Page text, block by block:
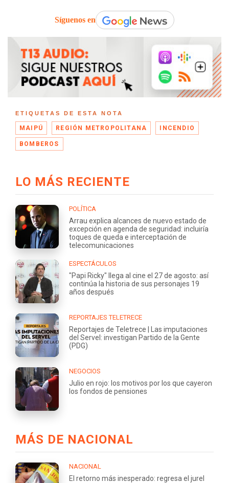
Síguenos en
ETIQUETAS DE ESTA NOTA
MAIPÚ REGIÓN METROPOLITANA INCENDIO
BOMBEROS
LO MÁS RECIENTE
POLÍTICA
Arrau explica alcances de nuevo estado de
excepción en agenda de seguridad: incluiría
toques de queda e interceptación de
telecomunicaciones
ESPECTÁCULOS
"Papi Ricky" llega al cine el 27 de agosto: así
continúa la historia de sus personajes 19
años después
REPORTAJES TELETRECE
Reportajes de Teletrece | Las imputaciones
del Servel: investigan Partido de la Gente
(PDG)
NEGOCIOS
Julio en rojo: los motivos por los que cayeron
los fondos de pensiones
MÁS DE NACIONAL
NACIONAL
El retorno más inesperado: regresa el jurel